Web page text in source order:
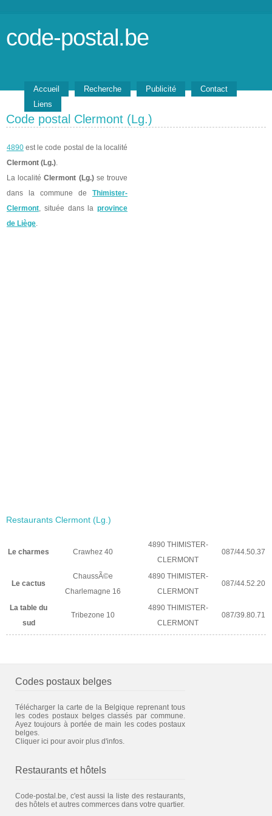
code-postal.be
Accueil Recherche Publicité
Contact
Liens
Code postal Clermont (Lg.)
4890 est le code postal de la localité
Clermont (Lg.).
La localitéClermont (Lg.)se trouve
dans la commune de Thimister-
Clermont, située dans la province
de Liège.
Restaurants Clermont (Lg.)
Le charmes Crawhez 40
4890 THIMISTER-
CLERMONT
087/44.50.37
Le cactus
ChaussÃ©e
Charlemagne 16
4890 THIMISTER-
CLERMONT
087/44.52.20
La table du
sud
Tribezone 10
4890 THIMISTER-
CLERMONT
087/39.80.71
Codes postaux belges
Télécharger la carte de la Belgique reprenant tous
les codes postaux belges classés par commune.
Ayez toujours à portée de main les codes postaux
belges.
Cliquer ici pour avoir plus d'infos.
Restaurants et hôtels
Code-postal.be, c'est aussi la liste des restaurants,
des hôtels et autres commerces dans votre quartier.